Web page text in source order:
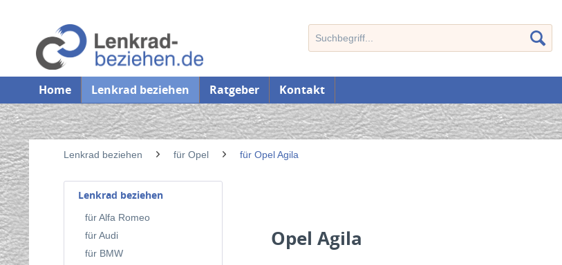
Home Lenkrad beziehen Ratgeber Kontakt
Lenkrad beziehen für Opel für Opel Agila
Lenkrad beziehen
für Alfa Romeo
für Audi
für BMW
Opel Agila